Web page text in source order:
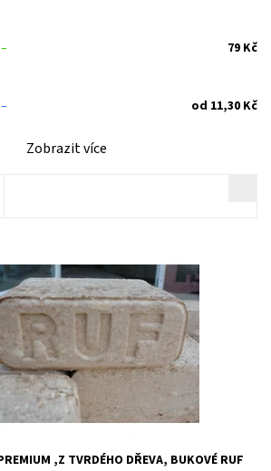
–
79 Kč
–
od 11,30 Kč
Zobrazit více
bukové, tvar kostka. POUZE OSOBNÍ
ROZVOZEM V OKOLÍ HOŘIC. ROZVOZ
1,3t -...
>10000 ks
1 K
,Z TVRDÉHO DŘEVA, BUKOVÉ RUF